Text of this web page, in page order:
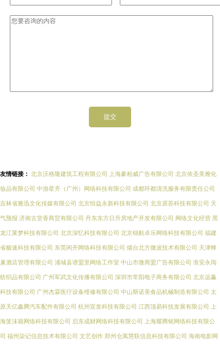
友情链接： 北京沃格隆建筑工程有限公司 上海豪柏威广告有限公司 北京依圣美雅化
妆品有限公司 中游星齐（广州）网络科技有限公司 成都环都清洗服务有限责任公司
吉林省雅迅文化传媒有限公司 北京恒益永新科技有限公司 北京原苏科技有限公司 天
气预报 济南古堂香商贸有限公司 丹东东方日升房地产开发有限公司 网络文化经营 黑
龙江莱梦科技有限公司 北京深忆科技有限公司 北京锦航卓乐网络科技有限公司 福建
省极速科技有限公司 东莞闲开网络科技有限公司 烟台北方微波技术有限公司 天津蜂
巢酒店管理有限公司 浦城县谱盟里网络工作室 中山市微商盟广告有限公司 淮安永闯
纺织品有限公司 广州军武文化传播有限公司 深圳市常阳电子商务有限公司 北京远赢
科技有限公司 广州杰霖医疗设备维修有限公司 中山斯诺美食品机械制造有限公司 太
原天亿鑫腾汽车配件有限公司 杭州宣发科技有限公司 江西顶易科技发展有限公司 上
海笼沫籍网络科技有限公司 启东成财网络科技有限公司 上海耀腾铭网络科技有限公
司 福州柒记信息技术有限公司 文艺创作 郑州仓寓慧联信息科技有限公司 海南电影网